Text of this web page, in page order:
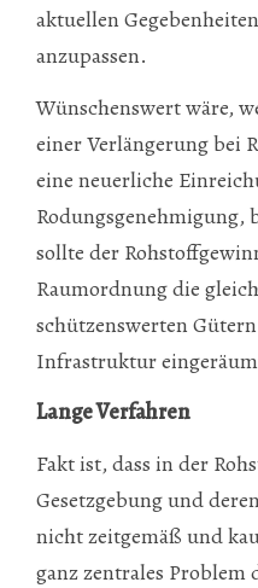
aktuellen
anzupassen.
Wünschenswert wäre,
einer Verlängerung bei
eine neuerliche
Rodungsgenehmigung,
sollte der
Raumordnung die
schützenswerten
Infrastruktur
Lange Verfahren
Fakt ist, dass in der
Gesetzgebung und
nicht zeitgemäß und
ganz zentrales Problem